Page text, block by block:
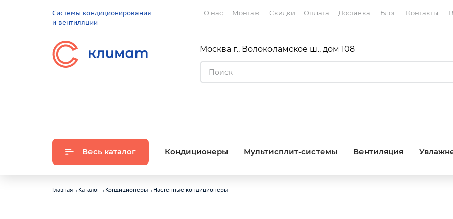
Системы кондиционирования
и вентиляции
О нас Монтаж Скидки Оплата Доставка Блог Контакты
Москва г., Волоколамское ш., дом 108
Весь каталог Кондиционеры Мультисплит-системы Вентиляция
Главная→ Каталог→ Кондиционеры→ Настенные кондиционеры